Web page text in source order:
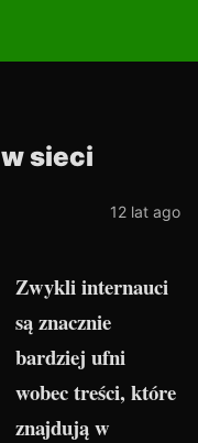
sieci
12 lat ago
Zwykli internauci
są znacznie
bardziej ufni
wobec treści, które
znajdują w